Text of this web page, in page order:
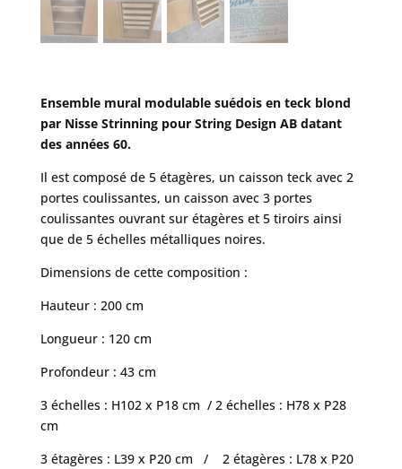
Ensemble mural modulable suédois en teck blond
par Nisse Strinning pour String Design AB datant
des années 60.
Il est composé de 5 étagères, un caisson teck avec 2
portes coulissantes, un caisson avec 3 portes
coulissantes ouvrant sur étagères et 5 tiroirs ainsi
que de 5 échelles métalliques noires.
Dimensions de cette composition :
Hauteur : 200 cm
Longueur : 120 cm
Profondeur : 43 cm
3 échelles : H102 x P18 cm / 2 échelles : H78 x P28
cm
3 étagères : L39 x P20 cm / 2 étagères : L78 x P20